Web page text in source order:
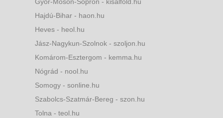
Győr-Moson-Sopron - kisalfold.hu
Hajdú-Bihar - haon.hu
Heves - heol.hu
Jász-Nagykun-Szolnok - szoljon.hu
Komárom-Esztergom - kemma.hu
Nógrád - nool.hu
Somogy - sonline.hu
Szabolcs-Szatmár-Bereg - szon.hu
Tolna - teol.hu